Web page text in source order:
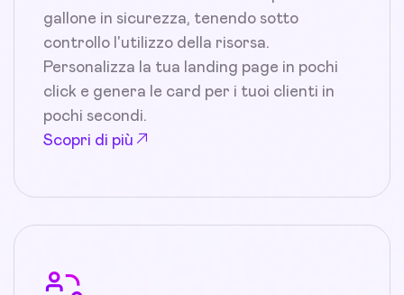
gallone in sicurezza, tenendo sotto
controllo l'utilizzo della risorsa.
Personalizza la tua landing page in pochi
click e genera le card per i tuoi clienti in
pochi secondi.
Scopri di più